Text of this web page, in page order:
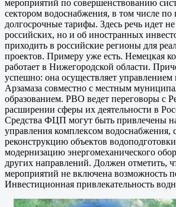
мероприятий по совершенствованию
сектором водоснабжения, в том числе по
долгосрочные тарифы. Здесь речь идет не
российских, но и об иностранных
приходить в российские регионы для
проектов. Примеру уже есть. Немецкая
работает в Нижегородской области.
успешно: она осуществляет управлением
Арзамаза совместно с местным
образованием. РВО ведет переговоры с
расширении сферы их деятельности в
Средства ФЦП могут быть привлечены
управления комплексом водоснабжения,
реконструкцию объектов
модернизацию энергомеханического
других направлений. Должен отметить,
мероприятий не включена возможность
Инвестиционная привлекательность